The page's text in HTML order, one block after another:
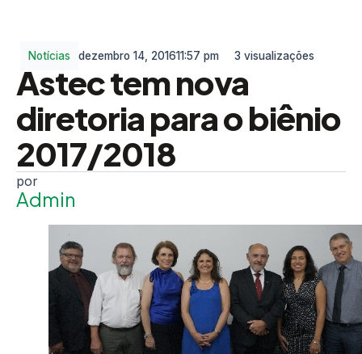
Notícias dezembro 14, 201611:57 pm 3 visualizações
Astec tem nova
diretoria para o biênio
2017/2018
Admin